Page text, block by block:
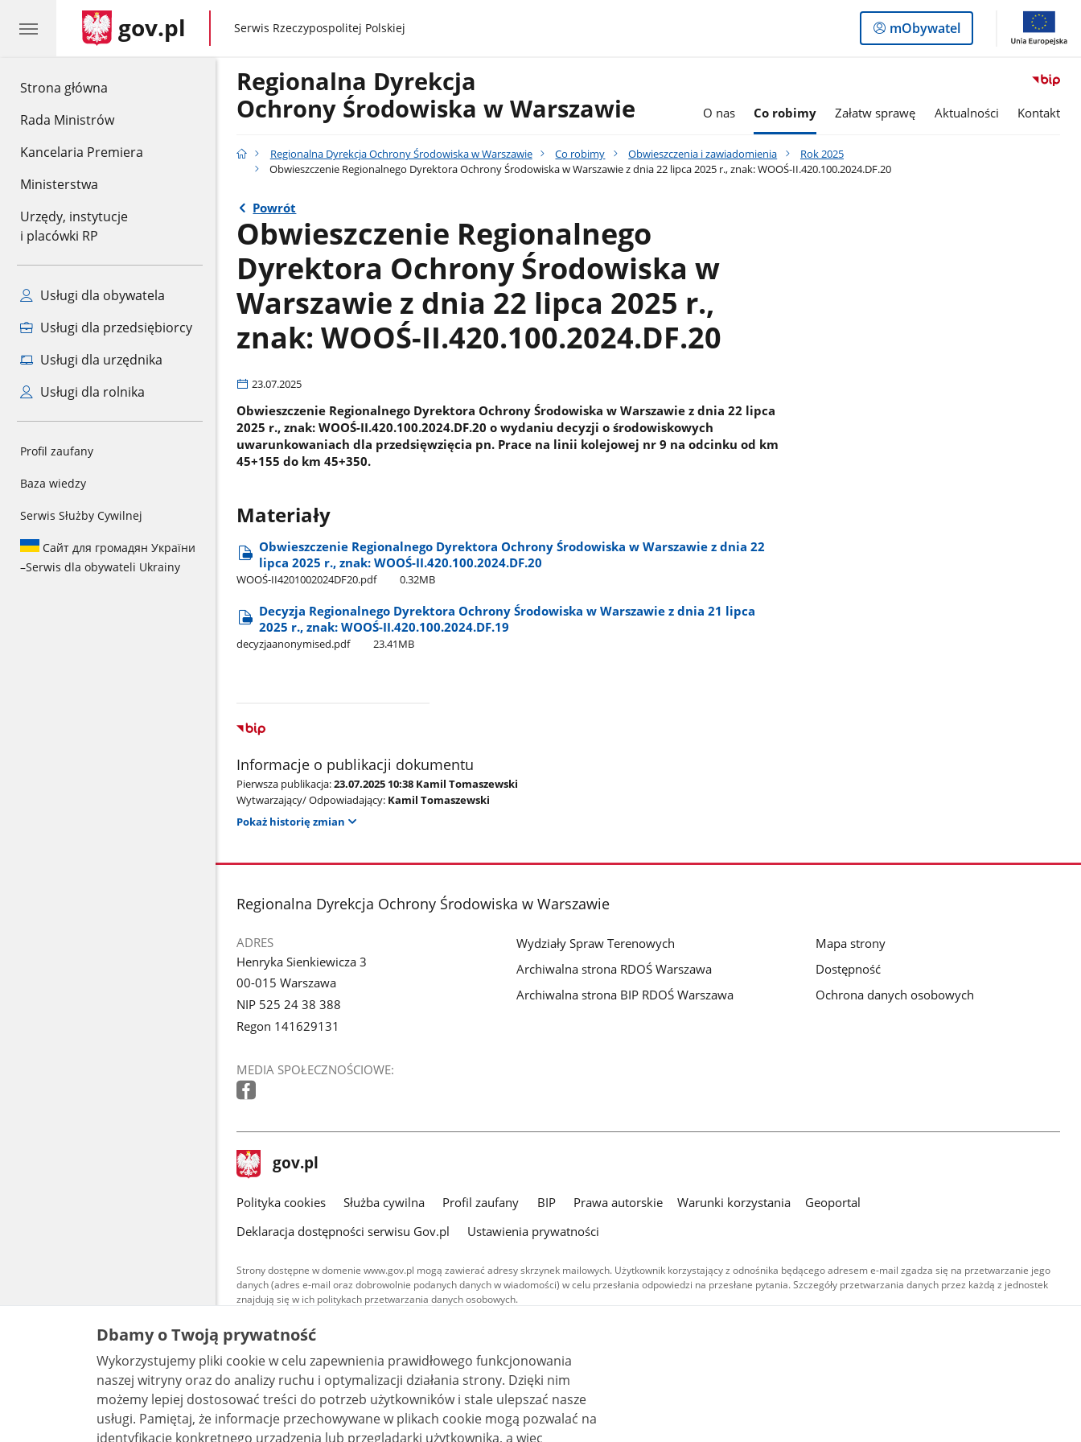
Strona główna
Rada Ministrów
Kancelaria Premiera
Ministerstwa
Urzędy, instytucje
i placówki RP
Usługi dla obywatela
Usługi dla przedsiębiorcy
Usługi dla urzędnika
Usługi dla rolnika
Profil zaufany
Baza wiedzy
Serwis Służby Cywilnej
Сайт для громадян України
–Serwis dla obywateli Ukrainy
gov.pl gov.pl
Serwis Rzeczypospolitej Polskiej
Logowanie
do
mObywatel
Regionalna Dyrekcja
Ochrony Środowiska w Warszawie
O nas Co robimy Załatw sprawę Aktualności Kontakt
Regionalna Dyrekcja Ochrony Środowiska w Warszawie Co robimy Obwieszczenia i zawiadomienia
Rok 2025
Obwieszczenie Regionalnego Dyrektora Ochrony Środowiska w Warszawie z dnia 22 lipca 2025 r., znak: WOOŚ-II.420.100.2024.DF.20
Powrót
Obwieszczenie Regionalnego
Dyrektora Ochrony Środowiska w
Warszawie z dnia 22 lipca 2025 r.,
znak: WOOŚ-II.420.100.2024.DF.20
23.07.2025
Obwieszczenie Regionalnego Dyrektora Ochrony Środowiska w Warszawie z dnia 22 lipca
2025 r., znak: WOOŚ-II.420.100.2024.DF.20 o wydaniu decyzji o środowiskowych
uwarunkowaniach dla przedsięwzięcia pn. Prace na linii kolejowej nr 9 na odcinku od km
45+155 do km 45+350.
Materiały
Obwieszczenie Regionalnego Dyrektora Ochrony Środowiska w Warszawie z dnia 22
lipca 2025 r., znak: WOOŚ-II.420.100.2024.DF.20
WOOŚ-II4201002024DF20.pdf 0.32MB
Decyzja Regionalnego Dyrektora Ochrony Środowiska w Warszawie z dnia 21 lipca
2025 r., znak: WOOŚ-II.420.100.2024.DF.19
decyzjaanonymised.pdf 23.41MB
Informacje o publikacji dokumentu
Pierwsza publikacja:23.07.2025 10:38 Kamil Tomaszewski
Wytwarzający/ Odpowiadający: Kamil Tomaszewski
Pokaż historię zmian
stopka
Regionalna Dyrekcja Ochrony Środowiska w Warszawie
ADRES
Henryka Sienkiewicza 3
00-015 Warszawa
NIP 525 24 38 388
Regon 141629131
MEDIA SPOŁECZNOŚCIOWE:
Wydziały Spraw Terenowych
Archiwalna strona RDOŚ Warszawa
Archiwalna strona BIP RDOŚ Warszawa
Mapa strony
Dostępność
Ochrona danych osobowych
stopka
gov.pl Strona
gov.pl
gov.pl
Polityka cookies Służba cywilna Profil zaufany BIP Prawa autorskie Warunki korzystania
Geoportal
Deklaracja dostępności serwisu Gov.pl
Ustawienia prywatności
Strony dostępne w domenie www.gov.pl mogą zawierać adresy skrzynek mailowych. Użytkownik korzystający z odnośnika będącego adresem e-mail zgadza się na przetwarzanie jego
danych (adres e-mail oraz dobrowolnie podanych danych w wiadomości) w celu przesłania odpowiedzi na przesłane pytania. Szczegóły przetwarzania danych przez każdą z jednostek
znajdują się w ich politykach przetwarzania danych osobowych.
Treści tekstowe publikowane w serwisie (z wyłączeniem treści audiowizualnych), są
udostępniane na licencji typu Creative Commons: uznanie autorstwa - na tych samych
warunkach 4.0 (CC BY-SA 4.0). Materiały audiowizualne, w tym zdjęcia, materiały audio i wideo,
są udostępniane na licencji typu Creative Commons: uznanie autorstwa użycie niekomercyjne -
bez utworów zależnych 4.0 (CC BY-NC-ND 4.0), o ile nie jest to stwierdzone inaczej.
Dbamy o Twoją prywatność
Wykorzystujemy pliki cookie w celu zapewnienia prawidłowego funkcjonowania
naszej witryny oraz do analizy ruchu i optymalizacji działania strony. Dzięki nim
możemy lepiej dostosować treści do potrzeb użytkowników i stale ulepszać nasze
usługi. Pamiętaj, że informacje przechowywane w plikach cookie mogą pozwalać na
identyfikację konkretnego urządzenia lub przeglądarki użytkownika, a więc